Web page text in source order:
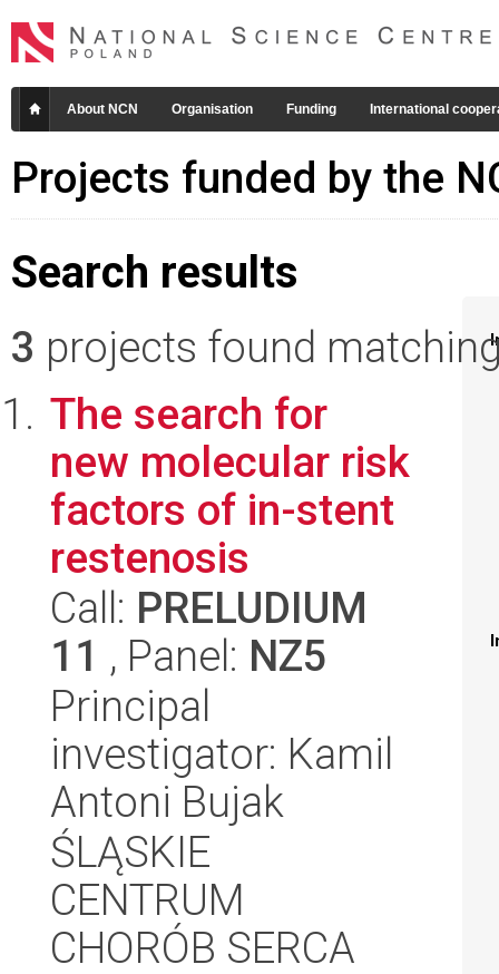
About NCN Organisation Funding International
Projects funded by the
Search results
3 projects found
The search for
new molecular risk
factors of in-stent
restenosis
Call: PRELUDIUM
11 , Panel: NZ5
Principal
investigator: Kamil
Antoni Bujak
ŚLĄSKIE
CENTRUM
CHORÓB SERCA